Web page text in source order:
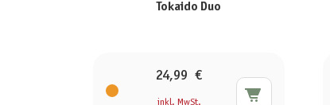
Tokaido Duo
24,99 €
inkl. MwSt.